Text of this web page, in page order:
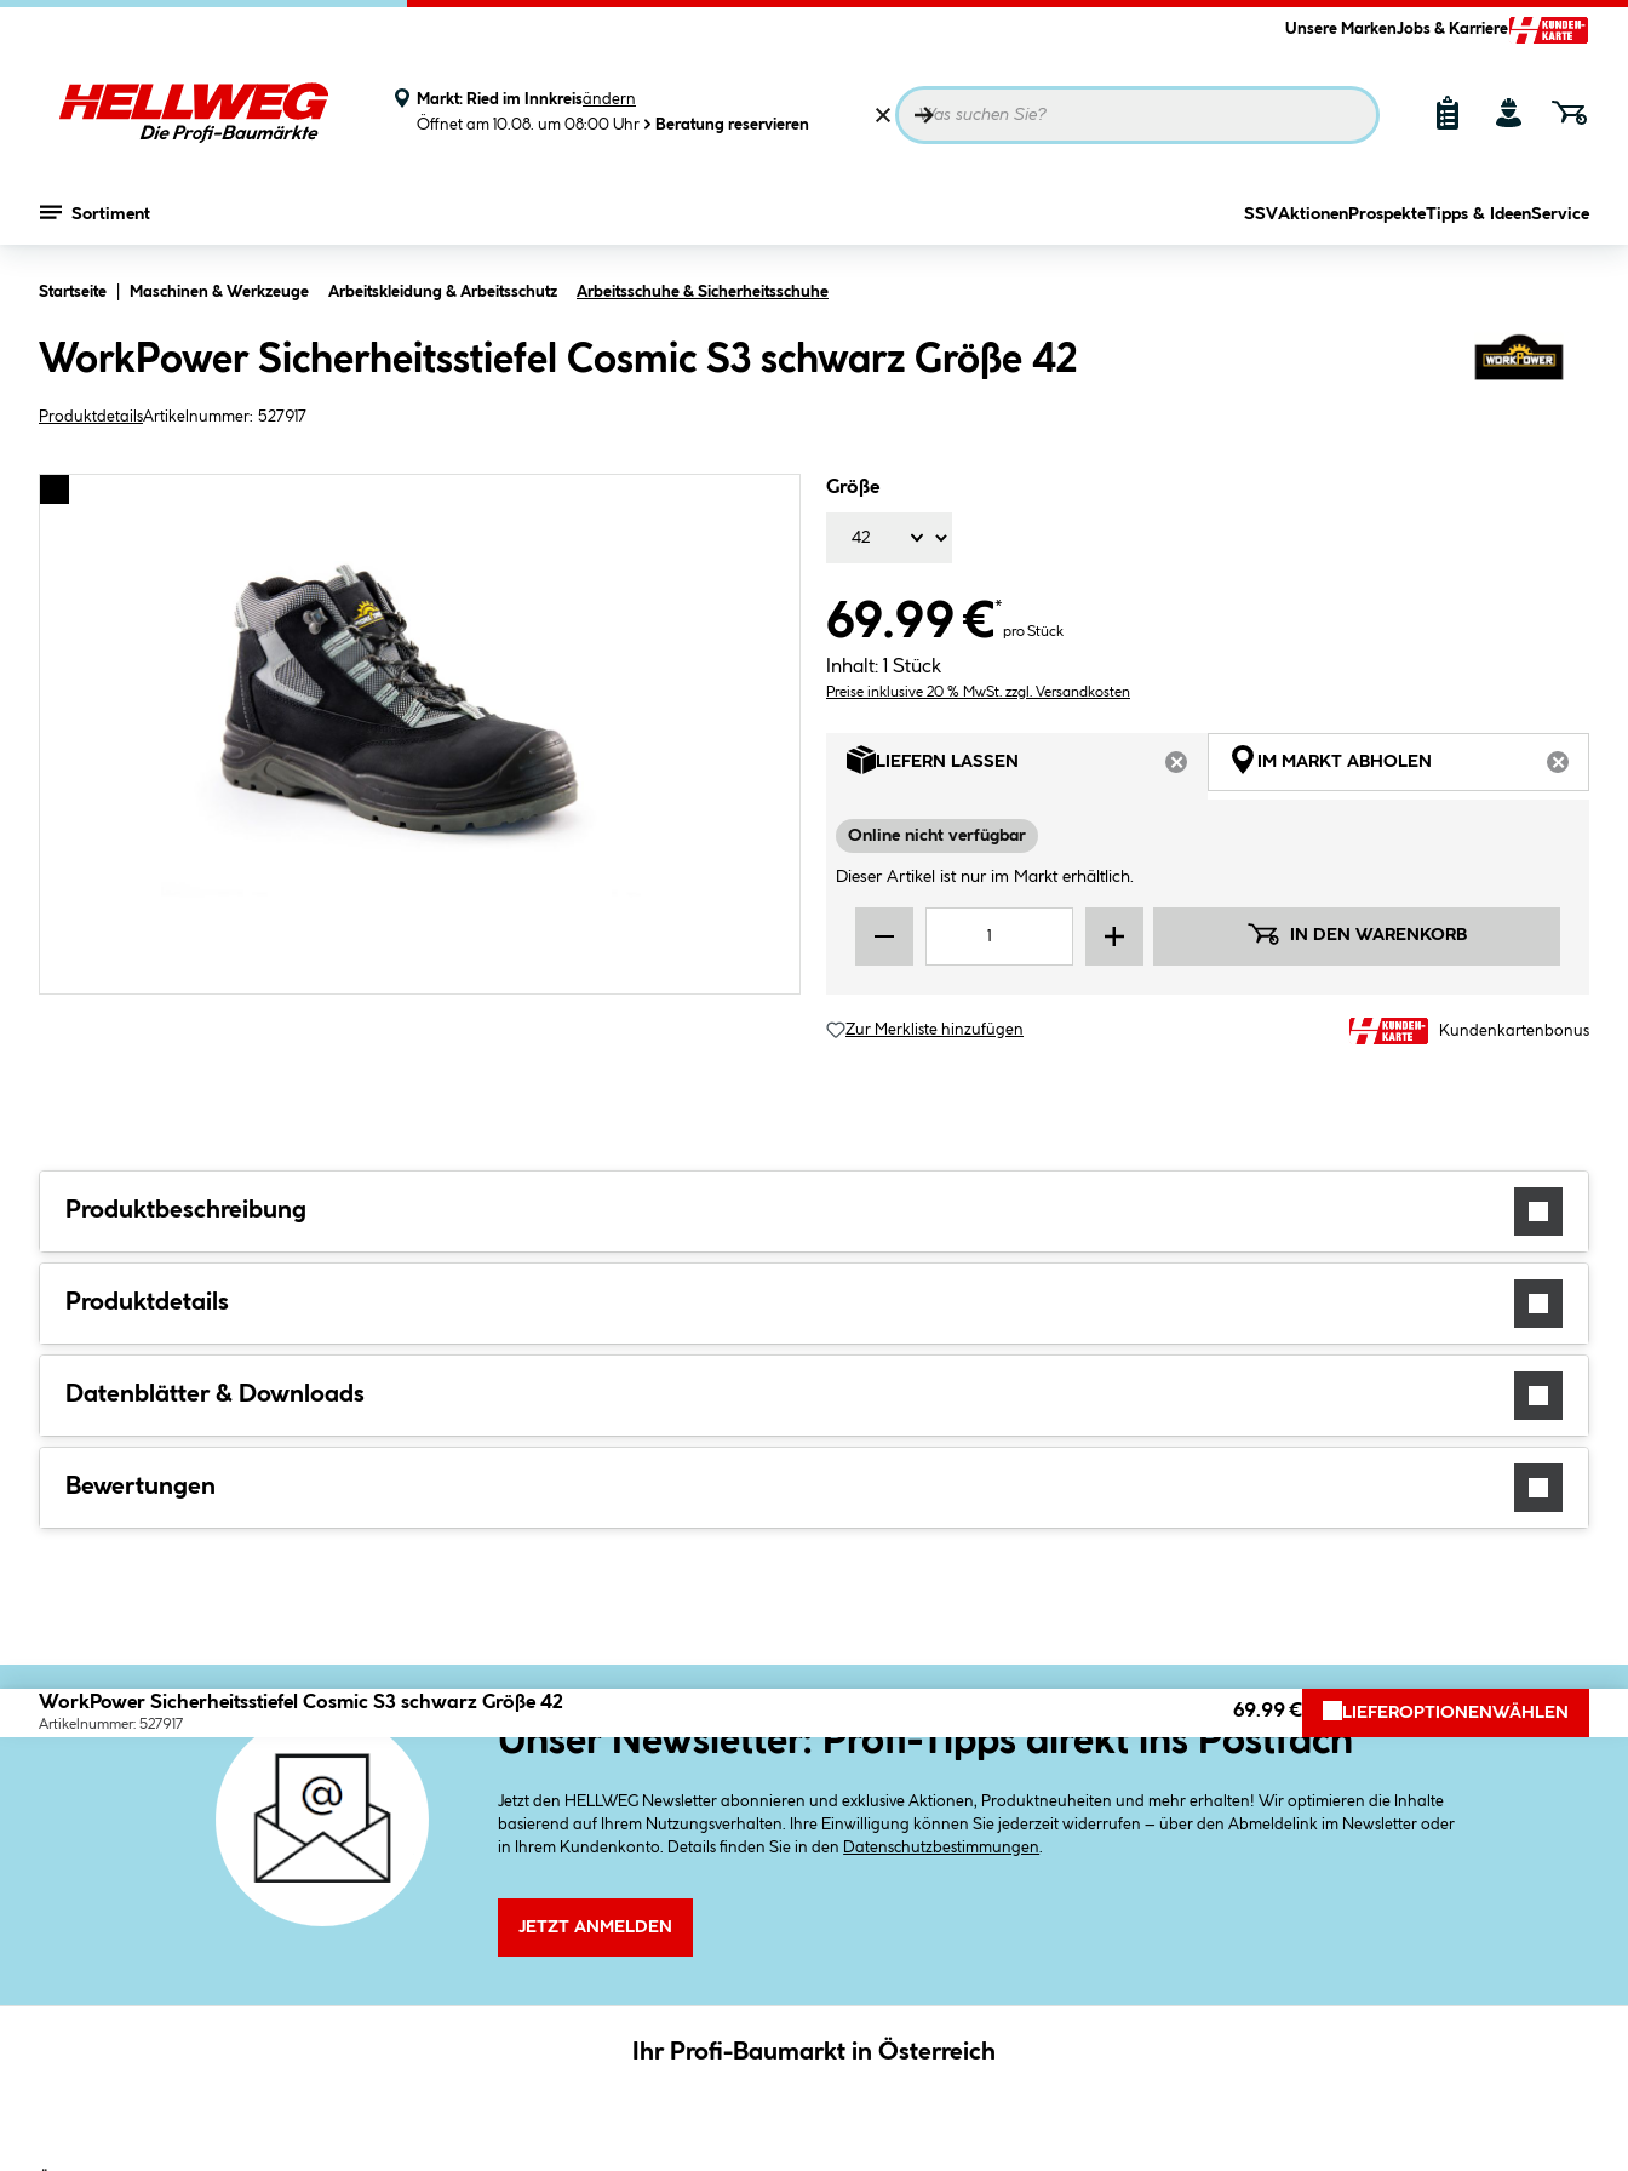
Unsere MarkenJobs & Karriere
Markt: Ried im Innkreisändern
Öffnet am 10.08. um 08:00 Uhr
Beratung reservieren
Sortiment SSVAktionen ProspekteTipps & IdeenService
Startseite Maschinen & Werkzeuge Arbeitskleidung & Arbeitsschutz Arbeitsschuhe & Sicherheitsschuhe
WorkPower Sicherheitsstiefel Cosmic S3 schwarz Größe 42
ProduktdetailsArtikelnummer: 527917
Größe
69.99 €*
pro Stück
Inhalt: 1 Stück
Preise inklusive 20 % MwSt. zzgl. Versandkosten
LIEFERN LASSEN
ARTIKEL NICHT VERFÜGBAR
IM MARKT ABHOLEN
Online nicht verfügbar
Dieser Artikel ist nur im Markt erhältlich.
IN DEN WARENKORB
Zur Merkliste hinzufügen Kundenkartenbonus
Produktbeschreibung
Produktdetails
Datenblätter & Downloads
Bewertungen
WorkPower Sicherheitsstiefel Cosmic S3 schwarz Größe 42
Artikelnummer: 527917
69.99 € LIEFEROPTIONEN WÄHLEN
Unser Newsletter: Profi-Tipps direkt ins Postfach
Jetzt den HELLWEG Newsletter abonnieren und exklusive Aktionen, Produktneuheiten und mehr erhalten! Wir optimieren die Inhalte
basierend auf Ihrem Nutzungsverhalten. Ihre Einwilligung können Sie jederzeit widerrufen – über den Abmeldelink im Newsletter oder
in Ihrem Kundenkonto. Details finden Sie in den
Datenschutzbestimmungen
JETZT ANMELDEN
Ihr Profi-Baumarkt in Österreich